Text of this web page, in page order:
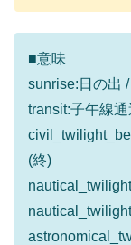
■意味
sunrise:日の出
transit:子午線通
(終)